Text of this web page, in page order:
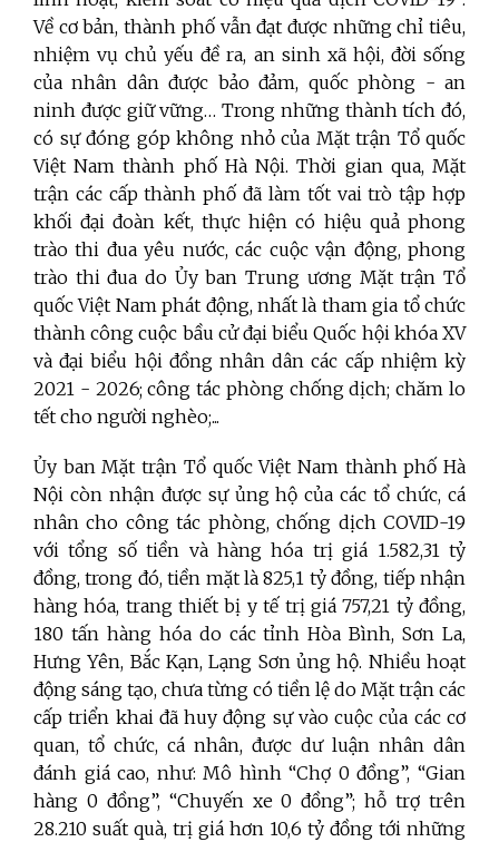
Về cơ bản, thành phố vẫn đạt được những chỉ tiêu,
nhiệm vụ chủ yếu đề ra, an sinh xã hội, đời sống
của nhân dân được bảo đảm, quốc phòng - an
ninh được giữ vững… Trong những thành tích đó,
có sự đóng góp không nhỏ của Mặt trận Tổ quốc
Việt Nam thành phố Hà Nội. Thời gian qua, Mặt
trận các cấp thành phố đã làm tốt vai trò tập hợp
khối đại đoàn kết, thực hiện có hiệu quả phong
trào thi đua yêu nước, các cuộc vận động, phong
trào thi đua do Ủy ban Trung ương Mặt trận Tổ
quốc Việt Nam phát động, nhất là tham gia tổ chức
thành công cuộc bầu cử đại biểu Quốc hội khóa XV
và đại biểu hội đồng nhân dân các cấp nhiệm kỳ
2021 - 2026; công tác phòng chống dịch; chăm lo
tết cho người nghèo;...
Ủy ban Mặt trận Tổ quốc Việt Nam thành phố Hà
Nội còn nhận được sự ủng hộ của các tổ chức, cá
nhân cho công tác phòng, chống dịch COVID-19
với tổng số tiền và hàng hóa trị giá 1.582,31 tỷ
đồng, trong đó, tiền mặt là 825,1 tỷ đồng, tiếp nhận
hàng hóa, trang thiết bị y tế trị giá 757,21 tỷ đồng,
180 tấn hàng hóa do các tỉnh Hòa Bình, Sơn La,
Hưng Yên, Bắc Kạn, Lạng Sơn ủng hộ. Nhiều hoạt
động sáng tạo, chưa từng có tiền lệ do Mặt trận các
cấp triển khai đã huy động sự vào cuộc của các cơ
quan, tổ chức, cá nhân, được dư luận nhân dân
đánh giá cao, như: Mô hình “Chợ 0 đồng”, “Gian
hàng 0 đồng”, “Chuyến xe 0 đồng”; hỗ trợ trên
28.210 suất quà, trị giá hơn 10,6 tỷ đồng tới những